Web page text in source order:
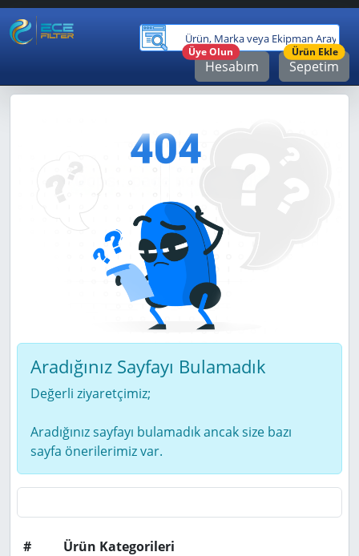
Hesabım
Üye Olun
Sepetim
Ürün Ekle
Aradığınız Sayfayı Bulamadık
Değerli ziyaretçimiz;
Aradığınız sayfayı bulamadık ancak size bazı
sayfa önerilerimiz var.
#
Ürün Kategorileri